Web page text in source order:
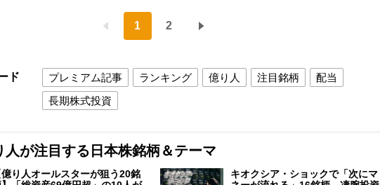
1 2
ド プレミアム記事 ランキング 億り人 注目銘柄
配当
長期株式投資
人が注目する日本株銘柄＆テーマ
億り人オールスターが狙う20銘
キオクシア・ショックで「次にマ